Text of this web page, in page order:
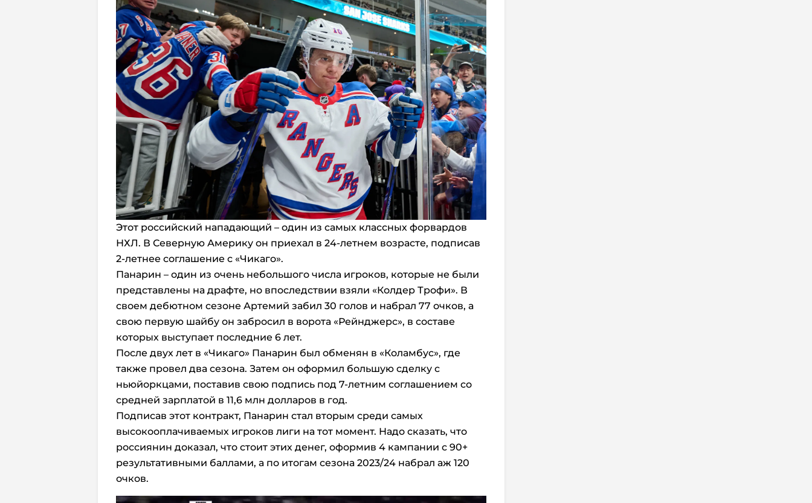
Этот российский нападающий – один из самых классных форвардов
НХЛ. В Северную Америку он приехал в 24-летнем возрасте, подписав
2-летнее соглашение с «Чикаго».
Панарин – один из очень небольшого числа игроков, которые не были
представлены на драфте, но впоследствии взяли «Колдер Трофи». В
своем дебютном сезоне Артемий забил 30 голов и набрал 77 очков, а
свою первую шайбу он забросил в ворота «Рейнджерс», в составе
которых выступает последние 6 лет.
После двух лет в «Чикаго» Панарин был обменян в «Коламбус», где
также провел два сезона. Затем он оформил большую сделку с
ньюйоркцами, поставив свою подпись под 7-летним соглашением со
средней зарплатой в 11,6 млн долларов в год.
Подписав этот контракт, Панарин стал вторым среди самых
высокооплачиваемых игроков лиги на тот момент. Надо сказать, что
россиянин доказал, что стоит этих денег, оформив 4 кампании с 90+
результативными баллами, а по итогам сезона 2023/24 набрал аж 120
очков.